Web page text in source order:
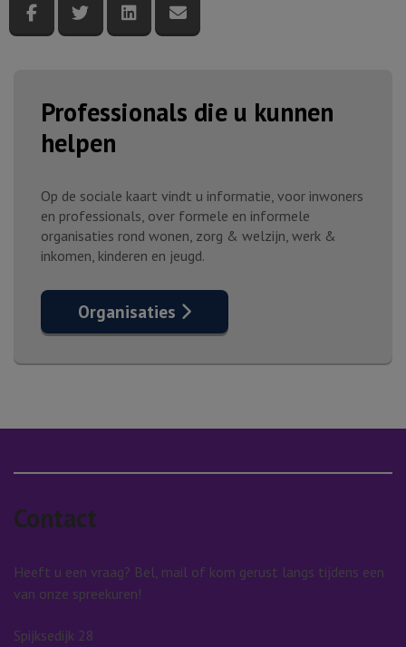
Deel deze pagina via Facebook
Deel deze pagina via Twitter
Deel deze pagina via LinkedIn
Professionals die u kunnen
helpen
Op de sociale kaart vindt u informatie, voor inwoners
en professionals, over formele en informele
organisaties rond wonen, zorg & welzijn, werk &
inkomen, kinderen en jeugd.
Organisaties
Contact
Heeft u een vraag? Bel, mail of kom gerust langs tijdens een
van onze spreekuren!
Spijksedijk 28